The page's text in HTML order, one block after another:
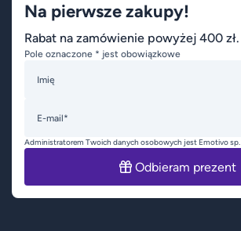
Na pierwsze zakupy!
Rabat na zamówienie powyżej 400 zł.
Pole oznaczone * jest obowiązkowe
Imię
E-mail*
Administratorem Twoich danych osobowych jest Emotivo sp.
Odbieram prezent